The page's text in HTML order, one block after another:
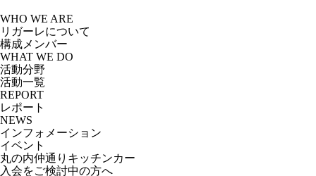
to
the
content
WHO WE ARE
リガーレについて
構成メンバー
WHAT WE DO
活動分野
活動一覧
REPORT
レポート
NEWS
インフォメーション
イベント
丸の内仲通りキッチンカー
入会をご検討中の方へ